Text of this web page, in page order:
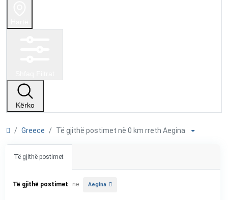
Kërko
Greece Të gjithë postimet në 0 km rreth Aegina
Të gjithë postimet
Të gjithë postimet në Aegina